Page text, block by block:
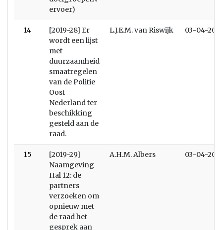
ervoer)
14
[2019-28] Er
wordt een lijst
met
duurzaamheid
smaatregelen
van de Politie
Oost
Nederland ter
beschikking
gesteld aan de
raad.
L.J.E.M. van Riswijk 03-04-
15
[2019-29]
Naamgeving
Hal 12: de
partners
verzoeken om
opnieuw met
de raad het
gesprek aan
A.H.M. Albers 03-04-